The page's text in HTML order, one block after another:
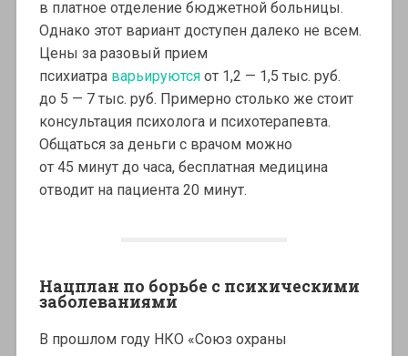
в платное отделение бюджетной больницы.
Однако этот вариант доступен далеко не всем.
Цены за разовый прием
психиатра варьируютсяот 1,2 — 1,5 тыс. руб.
до 5 — 7 тыс. руб. Примерно столько же стоит
консультация психолога и психотерапевта.
Общаться за деньги с врачом можно
от 45 минут до часа, бесплатная медицина
отводит на пациента 20 минут.
Нацплан по борьбе с психическими
заболеваниями
В прошлом году НКО «Союз охраны